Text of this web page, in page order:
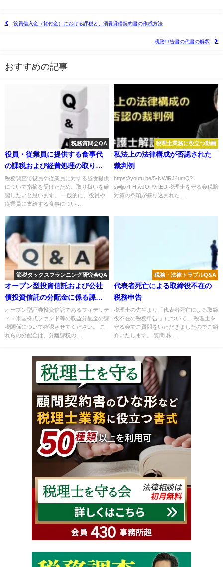
役員借入金（貸付金）における課税と、消費貸借契約書の作成方法
税務申告書の代書の解釈
おすすめの記事
税務質問会QA
役員・従業員に提供する食事代
の課税および経費処理の取り扱
いについて
税務調査で役員や従業員に対する昼食提供
について指摘を受けたため、取り扱いを確
認したいと思います。 一般的に、役員や
従業員に支給する食事につい...
税理士業務に役立つ動画
私法上の法律構成が否認された
裁判例
https://youtu.be/5-NWlRJ4umQ?
si=ljo7FHIwJOPVrtED 税理士を守る会税賠
対策の条項が盛り込まれた...
節税タックスプランニング研究会QA
オープン型投資信託および公社
債投資信託の分配金に係る課税
方式の選択について
オープン型証券投資信託であるフィデリテ
ィ・米国株式ファンド等の収益分配金の課
税関係について確認させてください。 こ
れらの分配金は、分離課税の...
税務・法律トラブルQ&A
代表者死亡による取締役不在の
税務申告
税理士の先生より「代表者死亡による取締
役不在の税務申告 」について、 税理士を
守る会でご質問をいただきましたのでご紹
介いたします。 質問 株...